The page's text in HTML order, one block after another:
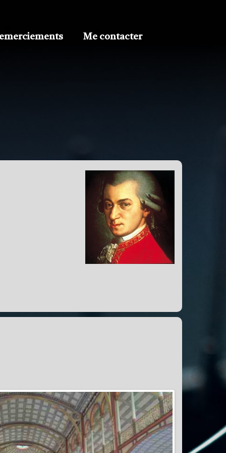
Me contacter